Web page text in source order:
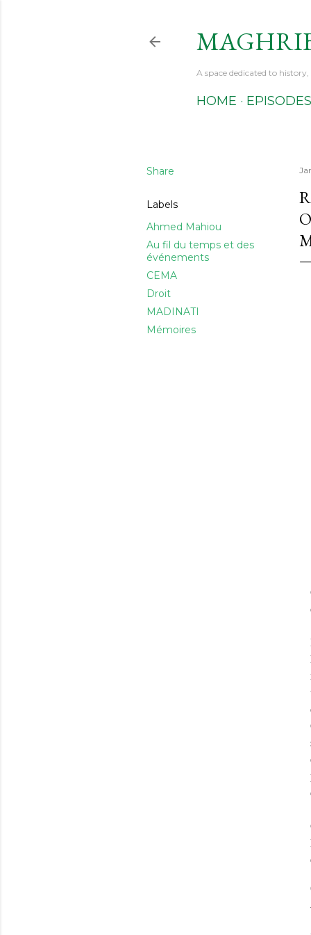
A space dedicated to
HOME EPISODES
Share
Labels
Ahmed Mahiou
Au fil du temps et des
événements
CEMA
Droit
MADINATI
Mémoires